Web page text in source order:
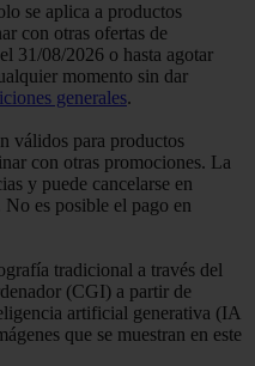
se aplica a productos
con otras ofertas de
31/08/2026 o hasta agotar
momento sin dar
generales.
válidos para productos
con otras promociones. La
y puede cancelarse en
es posible el pago en
tradicional a través del
(CGI) a partir de
artificial generativa (IA
que se muestran en este